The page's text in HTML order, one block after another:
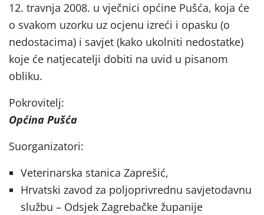
12. travnja 2008. u vječnici općine Pušća, koja će
o svakom uzorku uz ocjenu izreći i opasku (o
nedostacima) i savjet (kako ukolniti nedostatke)
koje će natjecatelji dobiti na uvid u pisanom
obliku.
Pokrovitelj:
Općina Pušća
Suorganizatori:
Veterinarska stanica Zaprešić,
Hrvatski zavod za poljoprivrednu savjetodavnu
službu – Odsjek Zagrebačke županije